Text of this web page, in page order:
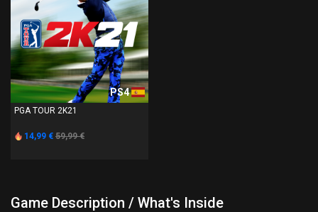
PS4
PGA TOUR 2K21
14,99 € 59,99 €
Game Description / What's Inside